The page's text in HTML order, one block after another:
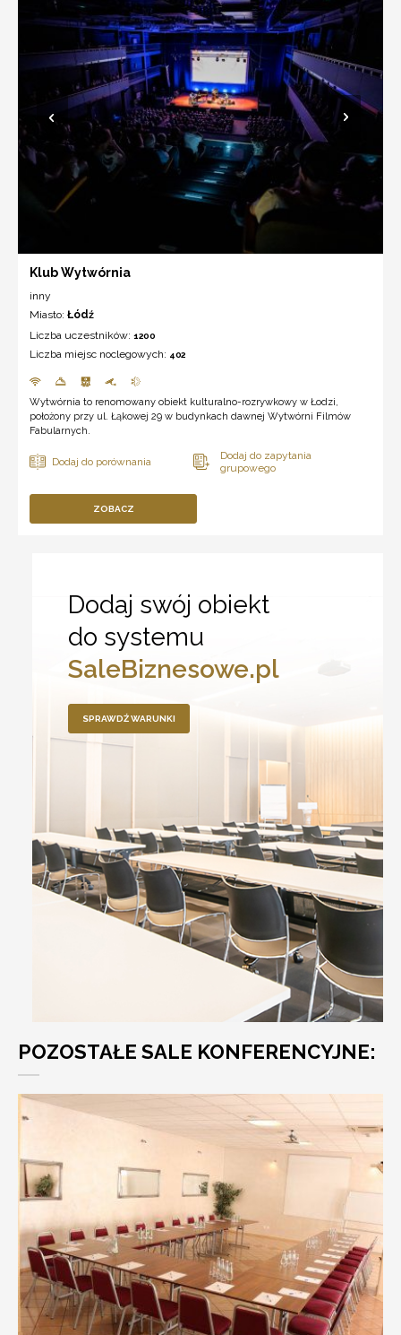
Klub Wytwórnia
inny
Miasto: Łódź
Liczba uczestników: 1200
Liczba miejsc noclegowych: 402
Wytwórnia to renomowany obiekt kulturalno-rozrywkowy w Łodzi,
położony przy ul. Łąkowej 29 w budynkach dawnej Wytwórni Filmów
Fabularnych.
ZOBACZ
Dodaj swój obiekt
do systemu
SaleBiznesowe.pl
SPRAWDŹ WARUNKI
POZOSTAŁE SALE KONFERENCYJNE: